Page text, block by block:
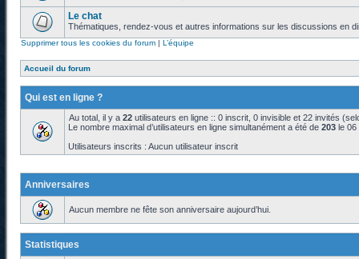
Le chat
Thématiques, rendez-vous et autres informations sur les discussions en
Supprimer tous les cookies du forum | L’équipe
Accueil du forum
Qui est en ligne ?
Au total, il y a 22 utilisateurs en ligne :: 0 inscrit, 0 invisible et 22 invités
Le nombre maximal d’utilisateurs en ligne simultanément a été de 203 le 06
Utilisateurs inscrits : Aucun utilisateur inscrit
Anniversaires
Aucun membre ne fête son anniversaire aujourd’hui.
Statistiques